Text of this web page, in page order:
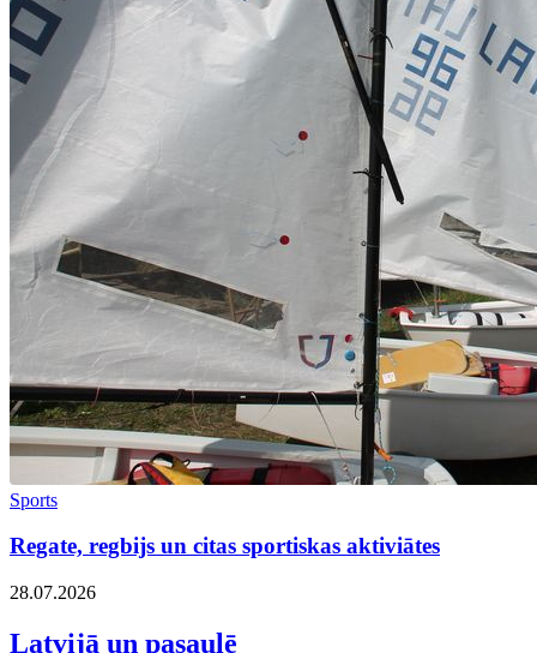
Sports
Regate, regbijs un citas sportiskas aktiviātes
28.07.2026
Latvijā un pasaulē